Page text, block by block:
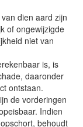
dien aard zijn
of ongewijzigde
niet van
is, is
daaronder
ontstaan.
de vorderingen
Indien
behoudt